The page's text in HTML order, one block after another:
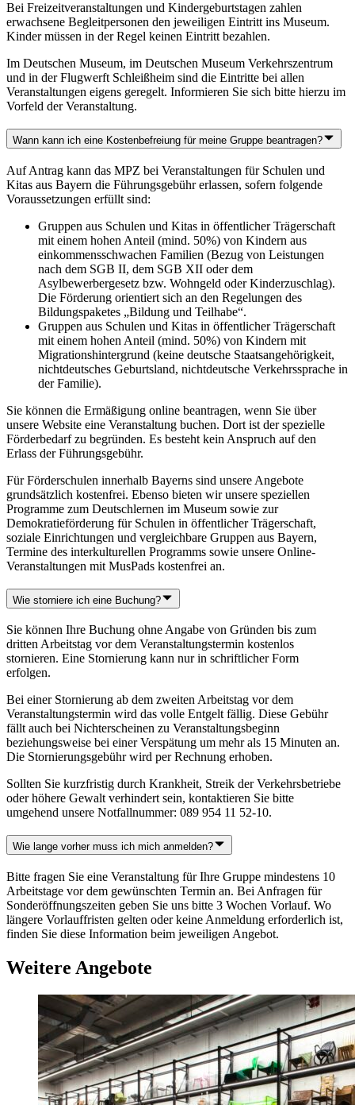
Bei Freizeitveranstaltungen und Kindergeburtstagen zahlen
erwachsene Begleitpersonen den jeweiligen Eintritt ins Museum.
Kinder müssen in der Regel keinen Eintritt bezahlen.
Im Deutschen Museum, im Deutschen Museum Verkehrszentrum
und in der Flugwerft Schleißheim sind die Eintritte bei allen
Veranstaltungen eigens geregelt. Informieren Sie sich bitte hierzu im
Vorfeld der Veranstaltung.
Wann kann ich eine Kostenbefreiung für meine Gruppe beantragen?
Auf Antrag kann das MPZ bei Veranstaltungen für Schulen und
Kitas aus Bayern die Führungsgebühr erlassen, sofern folgende
Voraussetzungen erfüllt sind:
Gruppen aus Schulen und Kitas in öffentlicher Trägerschaft
mit einem hohen Anteil (mind. 50%) von Kindern aus
einkommensschwachen Familien (Bezug von Leistungen
nach dem SGB II, dem SGB XII oder dem
Asylbewerbergesetz bzw. Wohngeld oder Kinderzuschlag).
Die Förderung orientiert sich an den Regelungen des
Bildungspaketes „Bildung und Teilhabe“.
Gruppen aus Schulen und Kitas in öffentlicher Trägerschaft
mit einem hohen Anteil (mind. 50%) von Kindern mit
Migrationshintergrund (keine deutsche Staatsangehörigkeit,
nichtdeutsches Geburtsland, nichtdeutsche Verkehrssprache in
der Familie).
Sie können die Ermäßigung online beantragen, wenn Sie über
unsere Website eine Veranstaltung buchen. Dort ist der spezielle
Förderbedarf zu begründen. Es besteht kein Anspruch auf den
Erlass der Führungsgebühr.
Für Förderschulen innerhalb Bayerns sind unsere Angebote
grundsätzlich kostenfrei. Ebenso bieten wir unsere speziellen
Programme zum Deutschlernen im Museum sowie zur
Demokratieförderung für Schulen in öffentlicher Trägerschaft,
soziale Einrichtungen und vergleichbare Gruppen aus Bayern,
Termine des interkulturellen Programms sowie unsere Online-
Veranstaltungen mit MusPads kostenfrei an.
Wie storniere ich eine Buchung?
Sie können Ihre Buchung ohne Angabe von Gründen bis zum
dritten Arbeitstag vor dem Veranstaltungstermin kostenlos
stornieren. Eine Stornierung kann nur in schriftlicher Form
erfolgen.
Bei einer Stornierung ab dem zweiten Arbeitstag vor dem
Veranstaltungstermin wird das volle Entgelt fällig. Diese Gebühr
fällt auch bei Nichterscheinen zu Veranstaltungsbeginn
beziehungsweise bei einer Verspätung um mehr als 15 Minuten an.
Die Stornierungsgebühr wird per Rechnung erhoben.
Sollten Sie kurzfristig durch Krankheit, Streik der Verkehrsbetriebe
oder höhere Gewalt verhindert sein, kontaktieren Sie bitte
umgehend unsere Notfallnummer: 089 954 11 52-10.
Wie lange vorher muss ich mich anmelden?
Bitte fragen Sie eine Veranstaltung für Ihre Gruppe mindestens 10
Arbeitstage vor dem gewünschten Termin an. Bei Anfragen für
Sonderöffnungszeiten geben Sie uns bitte 3 Wochen Vorlauf. Wo
längere Vorlauffristen gelten oder keine Anmeldung erforderlich ist,
finden Sie diese Information beim jeweiligen Angebot.
Weitere Angebote